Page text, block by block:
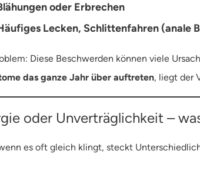
oder Erbrechen
Lecken, Schlittenfahren (anale
Diese Beschwerden können viele
das ganze Jahr über auftreten, liegt der
oder Unverträglichkeit –
es oft gleich klingt, steckt